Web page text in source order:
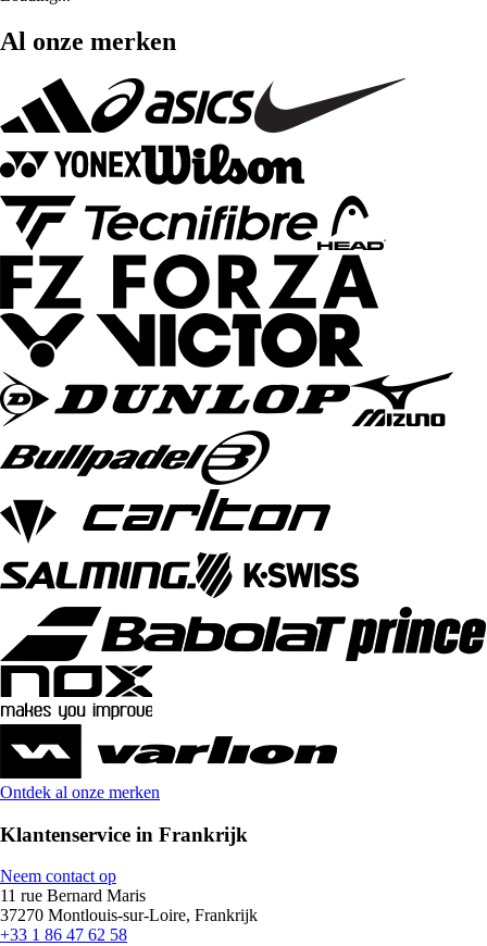
Al onze merken
Ontdek al onze merken
Klantenservice in Frankrijk
Neem contact op
11 rue Bernard Maris
37270 Montlouis-sur-Loire, Frankrijk
+33 1 86 47 62 58